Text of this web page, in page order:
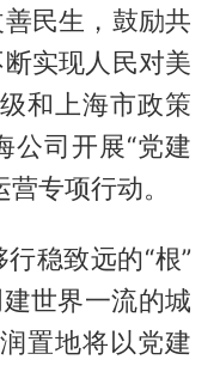
民生，鼓励共
实现人民对美
和上海市政策
公司开展“党建
专项行动。
稳致远的“根”
建世界一流的城
置地将以党建